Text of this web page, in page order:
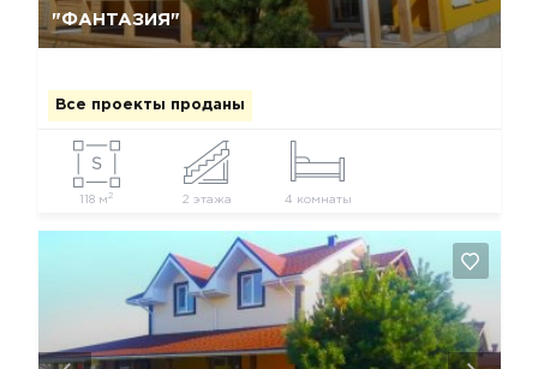
"ФАНТАЗИЯ"
Все проекты проданы
118 м 2 2 этажа 4 комнаты